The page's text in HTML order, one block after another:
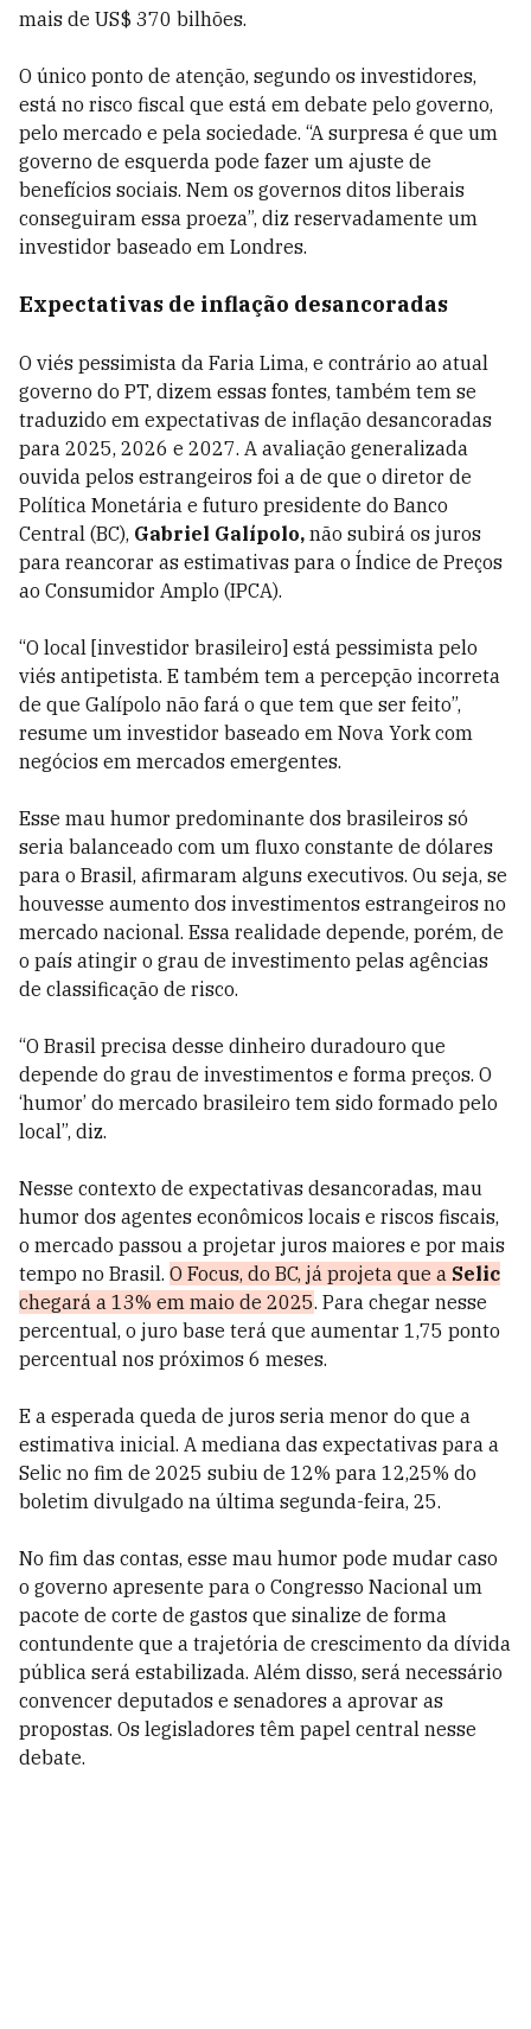
mais de US$ 370 bilhões.
O único ponto de atenção, segundo os investidores,
está no risco fiscal que está em debate pelo governo,
pelo mercado e pela sociedade. “A surpresa é que um
governo de esquerda pode fazer um ajuste de
benefícios sociais. Nem os governos ditos liberais
conseguiram essa proeza”, diz reservadamente um
investidor baseado em Londres.
Expectativas de inflação desancoradas
O viés pessimista da Faria Lima, e contrário ao atual
governo do PT, dizem essas fontes, também tem se
traduzido em expectativas de inflação desancoradas
para 2025, 2026 e 2027. A avaliação generalizada
ouvida pelos estrangeiros foi a de que o diretor de
Política Monetária e futuro presidente do Banco
Central (BC), Gabriel Galípolo, não subirá os juros
para reancorar as estimativas para o Índice de Preços
ao Consumidor Amplo (IPCA).
“O local [investidor brasileiro] está pessimista pelo
viés antipetista. E também tem a percepção incorreta
de que Galípolo não fará o que tem que ser feito”,
resume um investidor baseado em Nova York com
negócios em mercados emergentes.
Esse mau humor predominante dos brasileiros só
seria balanceado com um fluxo constante de dólares
para o Brasil, afirmaram alguns executivos. Ou seja, se
houvesse aumento dos investimentos estrangeiros no
mercado nacional. Essa realidade depende, porém, de
o país atingir o grau de investimento pelas agências
de classificação de risco.
“O Brasil precisa desse dinheiro duradouro que
depende do grau de investimentos e forma preços. O
‘humor’ do mercado brasileiro tem sido formado pelo
local”, diz.
Nesse contexto de expectativas desancoradas, mau
humor dos agentes econômicos locais e riscos fiscais,
o mercado passou a projetar juros maiores e por mais
tempo no Brasil. O Focus, do BC, já projeta que a Selic
chegará a 13% em maio de 2025. Para chegar nesse
percentual, o juro base terá que aumentar 1,75 ponto
percentual nos próximos 6 meses.
E a esperada queda de juros seria menor do que a
estimativa inicial. A mediana das expectativas para a
Selic no fim de 2025 subiu de 12% para 12,25% do
boletim divulgado na última segunda-feira, 25.
No fim das contas, esse mau humor pode mudar caso
o governo apresente para o Congresso Nacional um
pacote de corte de gastos que sinalize de forma
contundente que a trajetória de crescimento da dívida
pública será estabilizada. Além disso, será necessário
convencer deputados e senadores a aprovar as
propostas. Os legisladores têm papel central nesse
debate.